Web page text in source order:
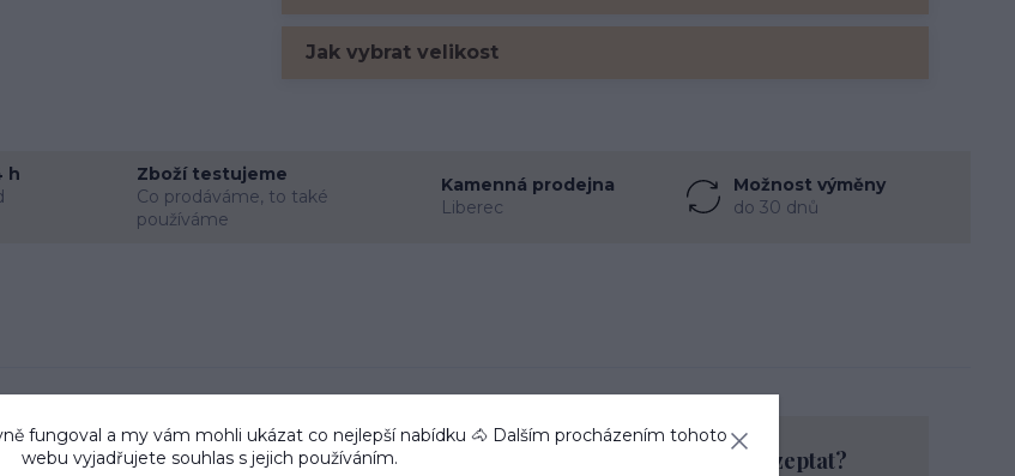
Jak vybrat velikost
h
Zboží testujeme
Co prodáváme, to také
používáme
Kamenná prodejna
Liberec
Možnost výměny
do 30 dnů
Chcete se na něco zeptat?
fungoval a my vám mohli ukázat co nejlepší nabídku 🐴 Dalším procházením tohoto
webu vyjadřujete souhlas s jejich používáním.